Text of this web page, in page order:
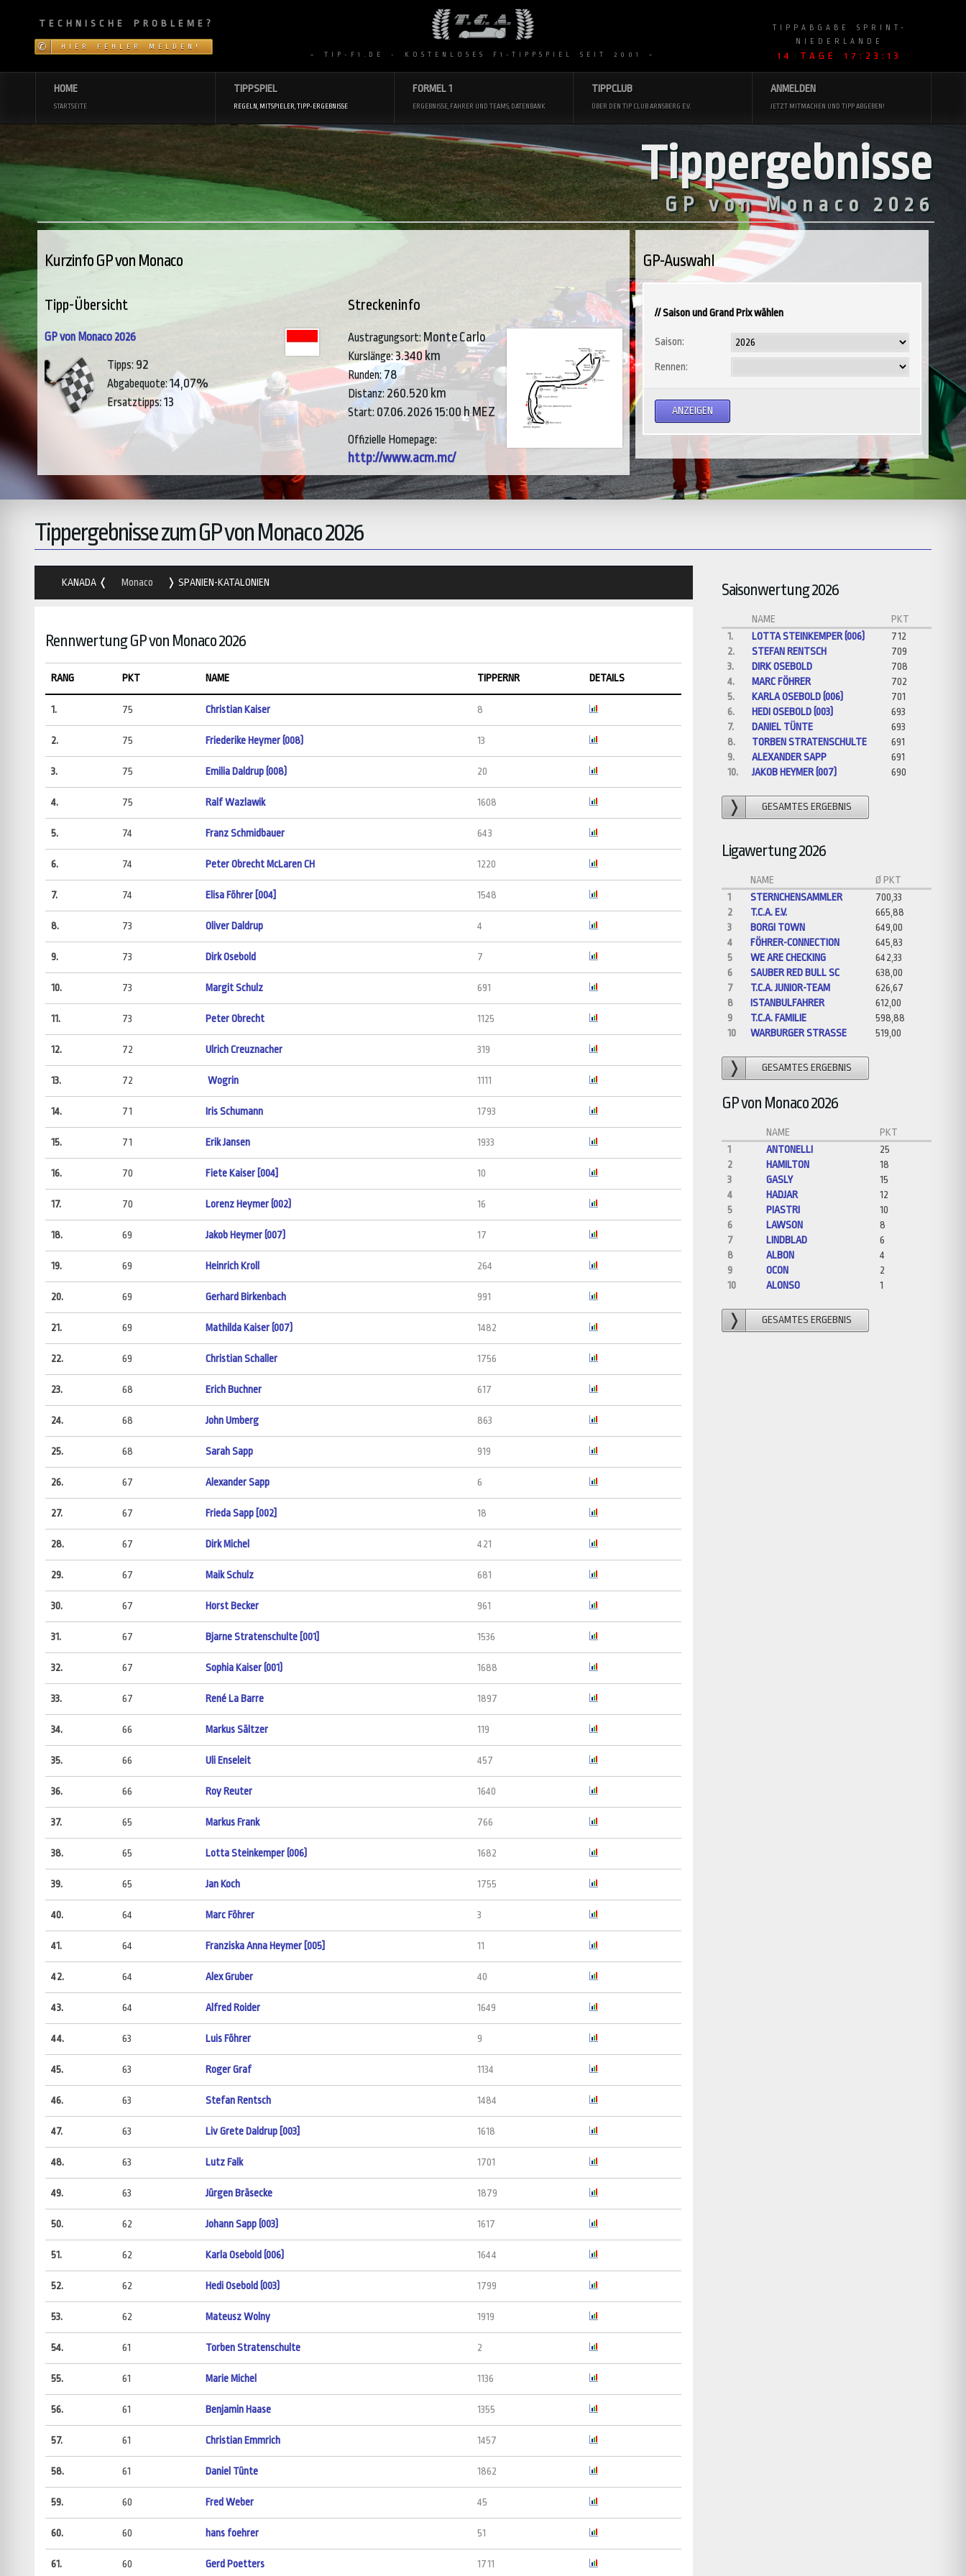
TECHNISCHE PROBLEME?
HIER FEHLER MELDEN!
~ TIP-F1.DE - KOSTENLOSES F1-TIPPSPIEL SEIT 2001 ~
TIPPABGABE SPRINT-
NIEDERLANDE
14 TAGE 17:23:12
HOME
STARTSEITE
TIPPSPIEL
REGELN, MITSPIELER, TIPP-ERGEBNISSE
FORMEL 1
ERGEBNISSE, FAHRER UND TEAMS, DATENBANK
TIPPCLUB
ÜBER DEN TIP CLUB ARNSBERG E.V.
ANMELDEN
JETZT MITMACHEN UND TIPP ABGEBEN!
Tippergebnisse
GP von Monaco 2026
Kurzinfo GP von Monaco
Tipp-Übersicht
GP von Monaco 2026
Tipps: 92
Abgabequote:14,07%
Ersatztipps: 13
Streckeninfo
Austragungsort: Monte Carlo
Kurslänge:3.340 km
Runden: 78
Distanz: 260.520 km
Start: 07.06.2026 15:00 h MEZ
Offizielle Homepage:
http://www.acm.mc/
GP-Auswahl
// Saison und Grand Prix wählen
Saison:
Rennen:
Tippergebnisse zum GP von Monaco 2026
KANADA Monaco SPANIEN-KATALONIEN
Rennwertung GP von Monaco 2026
RANG PKT NAME TIPPERNR DETAILS
1. 75 Christian Kaiser 8
2. 75 Friederike Heymer (008) 13
3. 75 Emilia Daldrup (008) 20
4. 75 Ralf Wazlawik 1608
5. 74 Franz Schmidbauer 643
6. 74 Peter Obrecht McLaren CH 1220
7. 74 Elisa Föhrer [004] 1548
8. 73 Oliver Daldrup 4
9. 73 Dirk Osebold 7
10. 73 Margit Schulz 691
11. 73 Peter Obrecht 1125
12. 72 Ulrich Creuznacher 319
13. 72 Wogrin 1111
14. 71 Iris Schumann 1793
15. 71 Erik Jansen 1933
16. 70 Fiete Kaiser [004] 10
17. 70 Lorenz Heymer (002) 16
18. 69 Jakob Heymer (007) 17
19. 69 Heinrich Kroll 264
20. 69 Gerhard Birkenbach 991
21. 69 Mathilda Kaiser (007) 1482
22. 69 Christian Schaller 1756
23. 68 Erich Buchner 617
24. 68 John Umberg 863
25. 68 Sarah Sapp 919
26. 67 Alexander Sapp 6
27. 67 Frieda Sapp [002] 18
28. 67 Dirk Michel 421
29. 67 Maik Schulz 681
30. 67 Horst Becker 961
31. 67 Bjarne Stratenschulte [001] 1536
32. 67 Sophia Kaiser (001) 1688
33. 67 René La Barre 1897
34. 66 Markus Sältzer 119
35. 66 Uli Enseleit 457
36. 66 Roy Reuter 1640
37. 65 Markus Frank 766
38. 65 Lotta Steinkemper (006) 1682
39. 65 Jan Koch 1755
40. 64 Marc Föhrer 3
41. 64 Franziska Anna Heymer [005] 11
42. 64 Alex Gruber 40
43. 64 Alfred Roider 1649
44. 63 Luis Föhrer 9
45. 63 Roger Graf 1134
46. 63 Stefan Rentsch 1484
47. 63 Liv Grete Daldrup [003] 1618
48. 63 Lutz Falk 1701
49. 63 Jürgen Bräsecke 1879
50. 62 Johann Sapp (003) 1617
51. 62 Karla Osebold (006) 1644
52. 62 Hedi Osebold (003) 1799
53. 62 Mateusz Wolny 1919
54. 61 Torben Stratenschulte 2
55. 61 Marie Michel 1136
56. 61 Benjamin Haase 1355
57. 61 Christian Emmrich 1457
58. 61 Daniel Tünte 1862
59. 60 Fred Weber 45
60. 60 hans foehrer 51
61. 60 Gerd Poetters 1711
Saisonwertung 2026
NAME
PKT
1.
LOTTA STEINKEMPER (006)
712
2.
STEFAN RENTSCH
709
3.
DIRK OSEBOLD
708
4.
MARC FÖHRER
702
5.
KARLA OSEBOLD (006)
701
6.
HEDI OSEBOLD (003)
693
7.
DANIEL TÜNTE
693
8.
TORBEN STRATENSCHULTE
691
9.
ALEXANDER SAPP
691
10.
JAKOB HEYMER (007) 690
GESAMTES ERGEBNIS
Ligawertung 2026
NAME
Ø PKT
1
STERNCHENSAMMLER
700,33
2
T.C.A. E.V.
665,88
3
BORGI TOWN
649,00
4
FÖHRER-CONNECTION
645,83
5
WE ARE CHECKING
642,33
6
SAUBER RED BULL SC
638,00
7
T.C.A. JUNIOR-TEAM
626,67
8
ISTANBULFAHRER
612,00
9
T.C.A. FAMILIE
598,88
10
WARBURGER STRASSE 519,00
GESAMTES ERGEBNIS
GP von Monaco 2026
NAME
PKT
1
ANTONELLI
25
2
HAMILTON
18
3
GASLY
15
4
HADJAR
12
5
PIASTRI
10
6
LAWSON
8
7
LINDBLAD
6
8
ALBON
4
9
OCON
2
10
ALONSO 1
GESAMTES ERGEBNIS